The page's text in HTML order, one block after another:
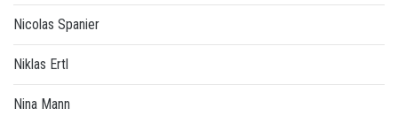
Nicolas Spanier
Niklas Ertl
Nina Mann